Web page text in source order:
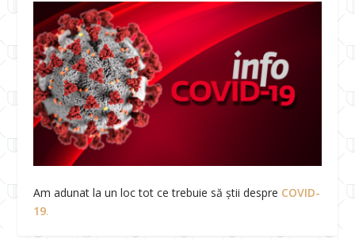
Am adunat la un loc tot ce trebuie să știi despre COVID-
19.